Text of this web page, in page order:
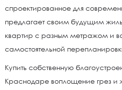
спроектированное для
предлагает своим будущим
квартир с разным метражом и
самостоятельной
Купить собственную
Краснодаре воплощение грез и